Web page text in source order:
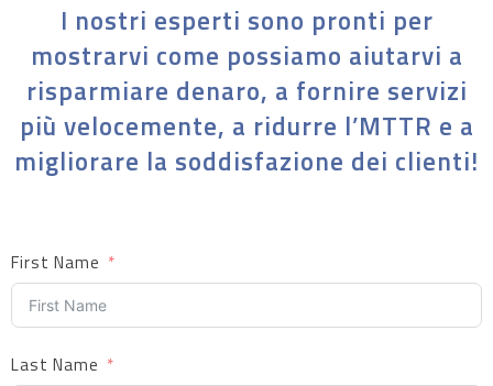
I nostri esperti sono pronti per
mostrarvi come possiamo aiutarvi a
risparmiare denaro, a fornire servizi
più velocemente, a ridurre l’MTTR e a
migliorare la soddisfazione dei clienti!
First Name
Last Name